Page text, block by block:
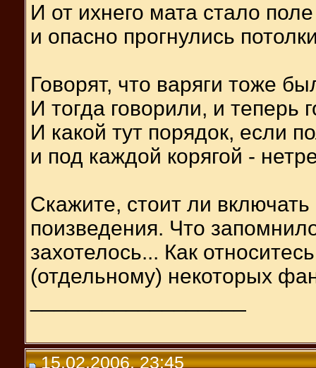
И от ихнего мата стало поле
и опасно прогнулись
Говорят, что варяги тоже
И тогда говорили, и теперь
И какой тут порядок, если
и под каждой корягой -
Скажите, стоит ли
поизведения. Что
захотелось... Как
(отдельному) некоторых
15.02.2006, 23:45